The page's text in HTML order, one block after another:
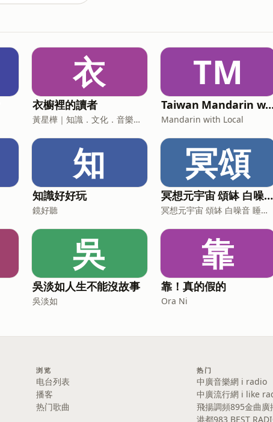
衣
衣櫥裡的讀者
黃星樺｜知識．文化．音樂．閱讀．讀書．聽書．說書
TM
Taiwan Mandarin
Mandarin with Local
知
知識好好玩
鏡好聽
冥頌
冥想元宇宙 頌缽 白噪音 睡眠音樂
冥想元宇宙 頌缽 白噪音 睡眠音樂
吳
吳淡如人生不能沒故事
吳淡如
靠
靠！真的假的
Ora Ni
浏览
电台列表
播客
热门歌曲
热门
中廣音樂網 i radio
中廣流行網 i like
飛揚調頻895金曲廣
港都983 BEST